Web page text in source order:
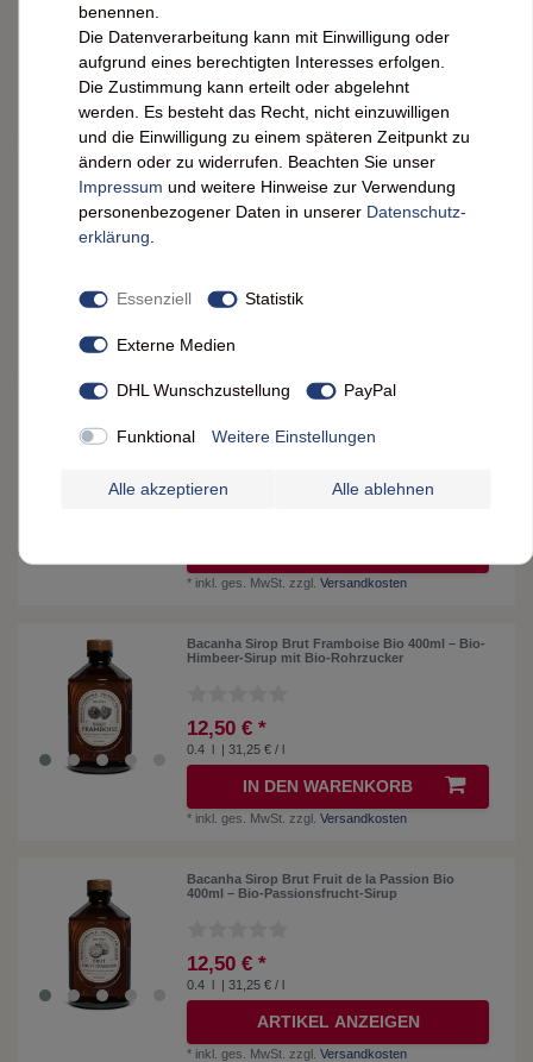
0.4 l | 31,25 € / l
IN DEN WARENKORB
*inkl. ges. MwSt.zzgl.Versandkosten
Bacanha Sirop Brut de Violette Bio 400ml –
Veilchen-Sirup aus Frankreich
*inkl. ges. MwSt.
12,50 € *
* inkl. ges. MwSt. zzgl.Versandkosten
Bacanha Sirop Brut Framboise Bio 400ml – Bio-
Himbeer-Sirup mit Bio-Rohrzucker
12,50 € *
0.4 l | 31,25 € / l
IN DEN WARENKORB
* inkl. ges. MwSt. zzgl.Versandkosten
Bacanha Sirop Brut Fruit de la Passion Bio
400ml – Bio-Passionsfrucht-Sirup
12,50 € *
0.4 | 31,25 € / l
ARTIKEL ANZEIGEN
* inkl. ges. MwSt. zzgl.Versandkosten
benennen.
Die Datenverarbeitung kann mit Einwilligung oder
aufgrund eines berechtigten Interesses erfolgen.
Die Zustimmung kann erteilt oder abgelehnt
werden. Es besteht das Recht, nicht einzuwilligen
und die Einwilligung zu einem späteren Zeitpunkt zu
ändern oder zu widerrufen. Beachten Sie unser
Impressum und weitere Hinweise zur Verwendung
personenbezogener Daten in unserer Daten­schutz­
erklärung
Essenziell Statistik
Externe Medien
DHL Wunschzustellung PayPal
Funktional Weitere Einstellungen
Alle akzeptieren Alle ablehnen